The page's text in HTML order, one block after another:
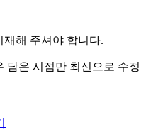
재해 주셔야 합니다.
담은 시점만 최신으로 수정